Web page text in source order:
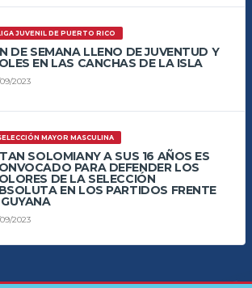
JUVENIL DE PUERTO RICO
DE SEMANA LLENO DE JUVENTUD Y
EN LAS CANCHAS DE LA ISLA
2023
MAYOR MASCULINA
SOLOMIANY A SUS 16 AÑOS ES
PARA DEFENDER LOS
DE LA SELECCIÓN
EN LOS PARTIDOS FRENTE
2023